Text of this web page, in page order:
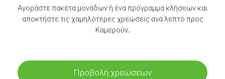
Αγοράστε πακέτα μονάδων ή ένα πρόγραμμα κλήσεων και
αποκτήστε τις χαμηλότερες χρεώσεις ανά λεπτό προς
Καμερούν.
Προβολή χρεώσεων